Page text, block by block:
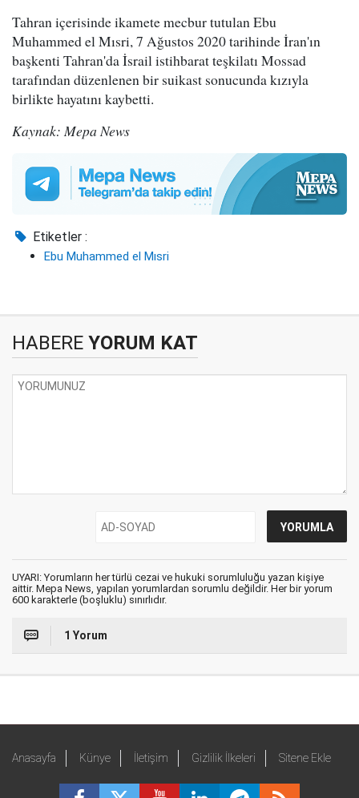
Tahran içerisinde ikamete mecbur tutulan Ebu
Muhammed el Mısri, 7 Ağustos 2020 tarihinde İran'ın
başkenti Tahran'da İsrail istihbarat teşkilatı Mossad
tarafından düzenlenen bir suikast sonucunda kızıyla
birlikte hayatını kaybetti.
Kaynak: Mepa News
Etiketler :
Ebu Muhammed el Mısri
HABERE YORUM KAT
UYARI: Yorumların her türlü cezai ve hukuki sorumluluğu yazan kişiye
aittir. Mepa News, yapılan yorumlardan sorumlu değildir. Her bir yorum
600 karakterle (boşluklu) sınırlıdır.
1 Yorum
Anasayfa Künye İletişim Gizlilik İlkeleri Sitene Ekle